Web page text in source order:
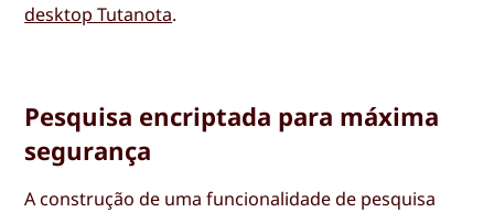
desktop Tutanota.
Pesquisa encriptada para máxima
segurança
A construção de uma funcionalidade de pesquisa